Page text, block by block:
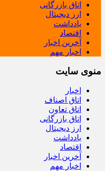
اتاق بازرگانی
ارز دیجیتال
یادداشت
اقتصاد
آخرین اخبار
اخبار مهم
منوی سایت
اخبار
اتاق اصناف
اتاق تعاون
اتاق بازرگانی
ارز دیجیتال
یادداشت
اقتصاد
آخرین اخبار
اخبار مهم